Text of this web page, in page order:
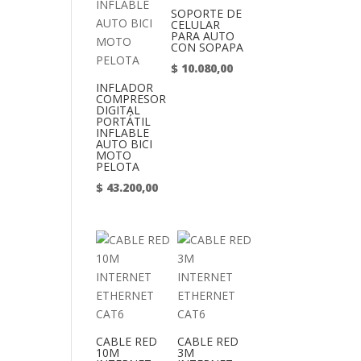
INFLADOR
COMPRESOR
DIGITAL
PORTÁTIL
INFLABLE
AUTO BICI
MOTO
PELOTA
$ 43.200,00
SOPORTE DE
CELULAR
PARA AUTO
CON SOPAPA
$ 10.080,00
CABLE RED
10M
CABLE RED
3M